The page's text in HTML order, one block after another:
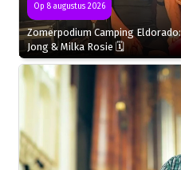
Op 8 augustus 2026
Zomerpodium Camping
Jong & Milka Rosie 🗓